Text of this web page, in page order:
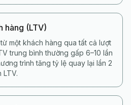
hàng (LTV)
một khách hàng qua tất cả lượt
trung bình thường gấp 6–10 lần
trình tăng tỷ lệ quay lại lần 2